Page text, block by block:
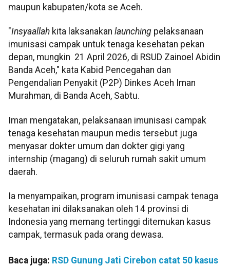
maupun kabupaten/kota se Aceh.
"Insyaallah kita laksanakan launching pelaksanaan
imunisasi campak untuk tenaga kesehatan pekan
depan, mungkin 21 April 2026, di RSUD Zainoel Abidin
Banda Aceh," kata Kabid Pencegahan dan
Pengendalian Penyakit (P2P) Dinkes Aceh Iman
Murahman, di Banda Aceh, Sabtu.
Iman mengatakan, pelaksanaan imunisasi campak
tenaga kesehatan maupun medis tersebut juga
menyasar dokter umum dan dokter gigi yang
internship (magang) di seluruh rumah sakit umum
daerah.
Ia menyampaikan, program imunisasi campak tenaga
kesehatan ini dilaksanakan oleh 14 provinsi di
Indonesia yang memang tertinggi ditemukan kasus
campak, termasuk pada orang dewasa.
Baca juga: RSD Gunung Jati Cirebon catat 50 kasus